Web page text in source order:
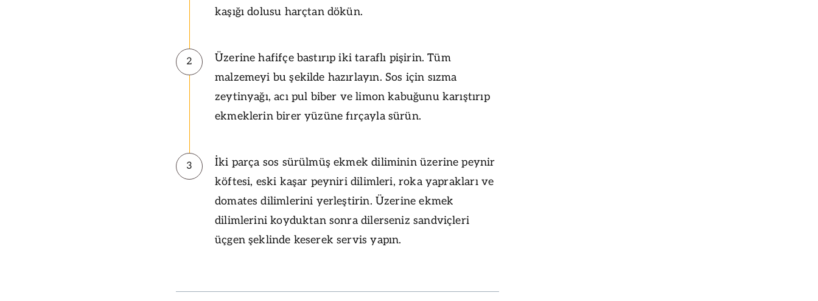
kaşığı dolusu harçtan dökün.
2
Üzerine hafifçe bastırıp iki taraflı pişirin. Tüm
malzemeyi bu şekilde hazırlayın. Sos için sızma
zeytinyağı, acı pul biber ve limon kabuğunu karıştırıp
ekmeklerin birer yüzüne fırçayla sürün.
3
İki parça sos sürülmüş ekmek diliminin üzerine peynir
köftesi, eski kaşar peyniri dilimleri, roka yaprakları ve
domates dilimlerini yerleştirin. Üzerine ekmek
dilimlerini koyduktan sonra dilerseniz sandviçleri
üçgen şeklinde keserek servis yapın.